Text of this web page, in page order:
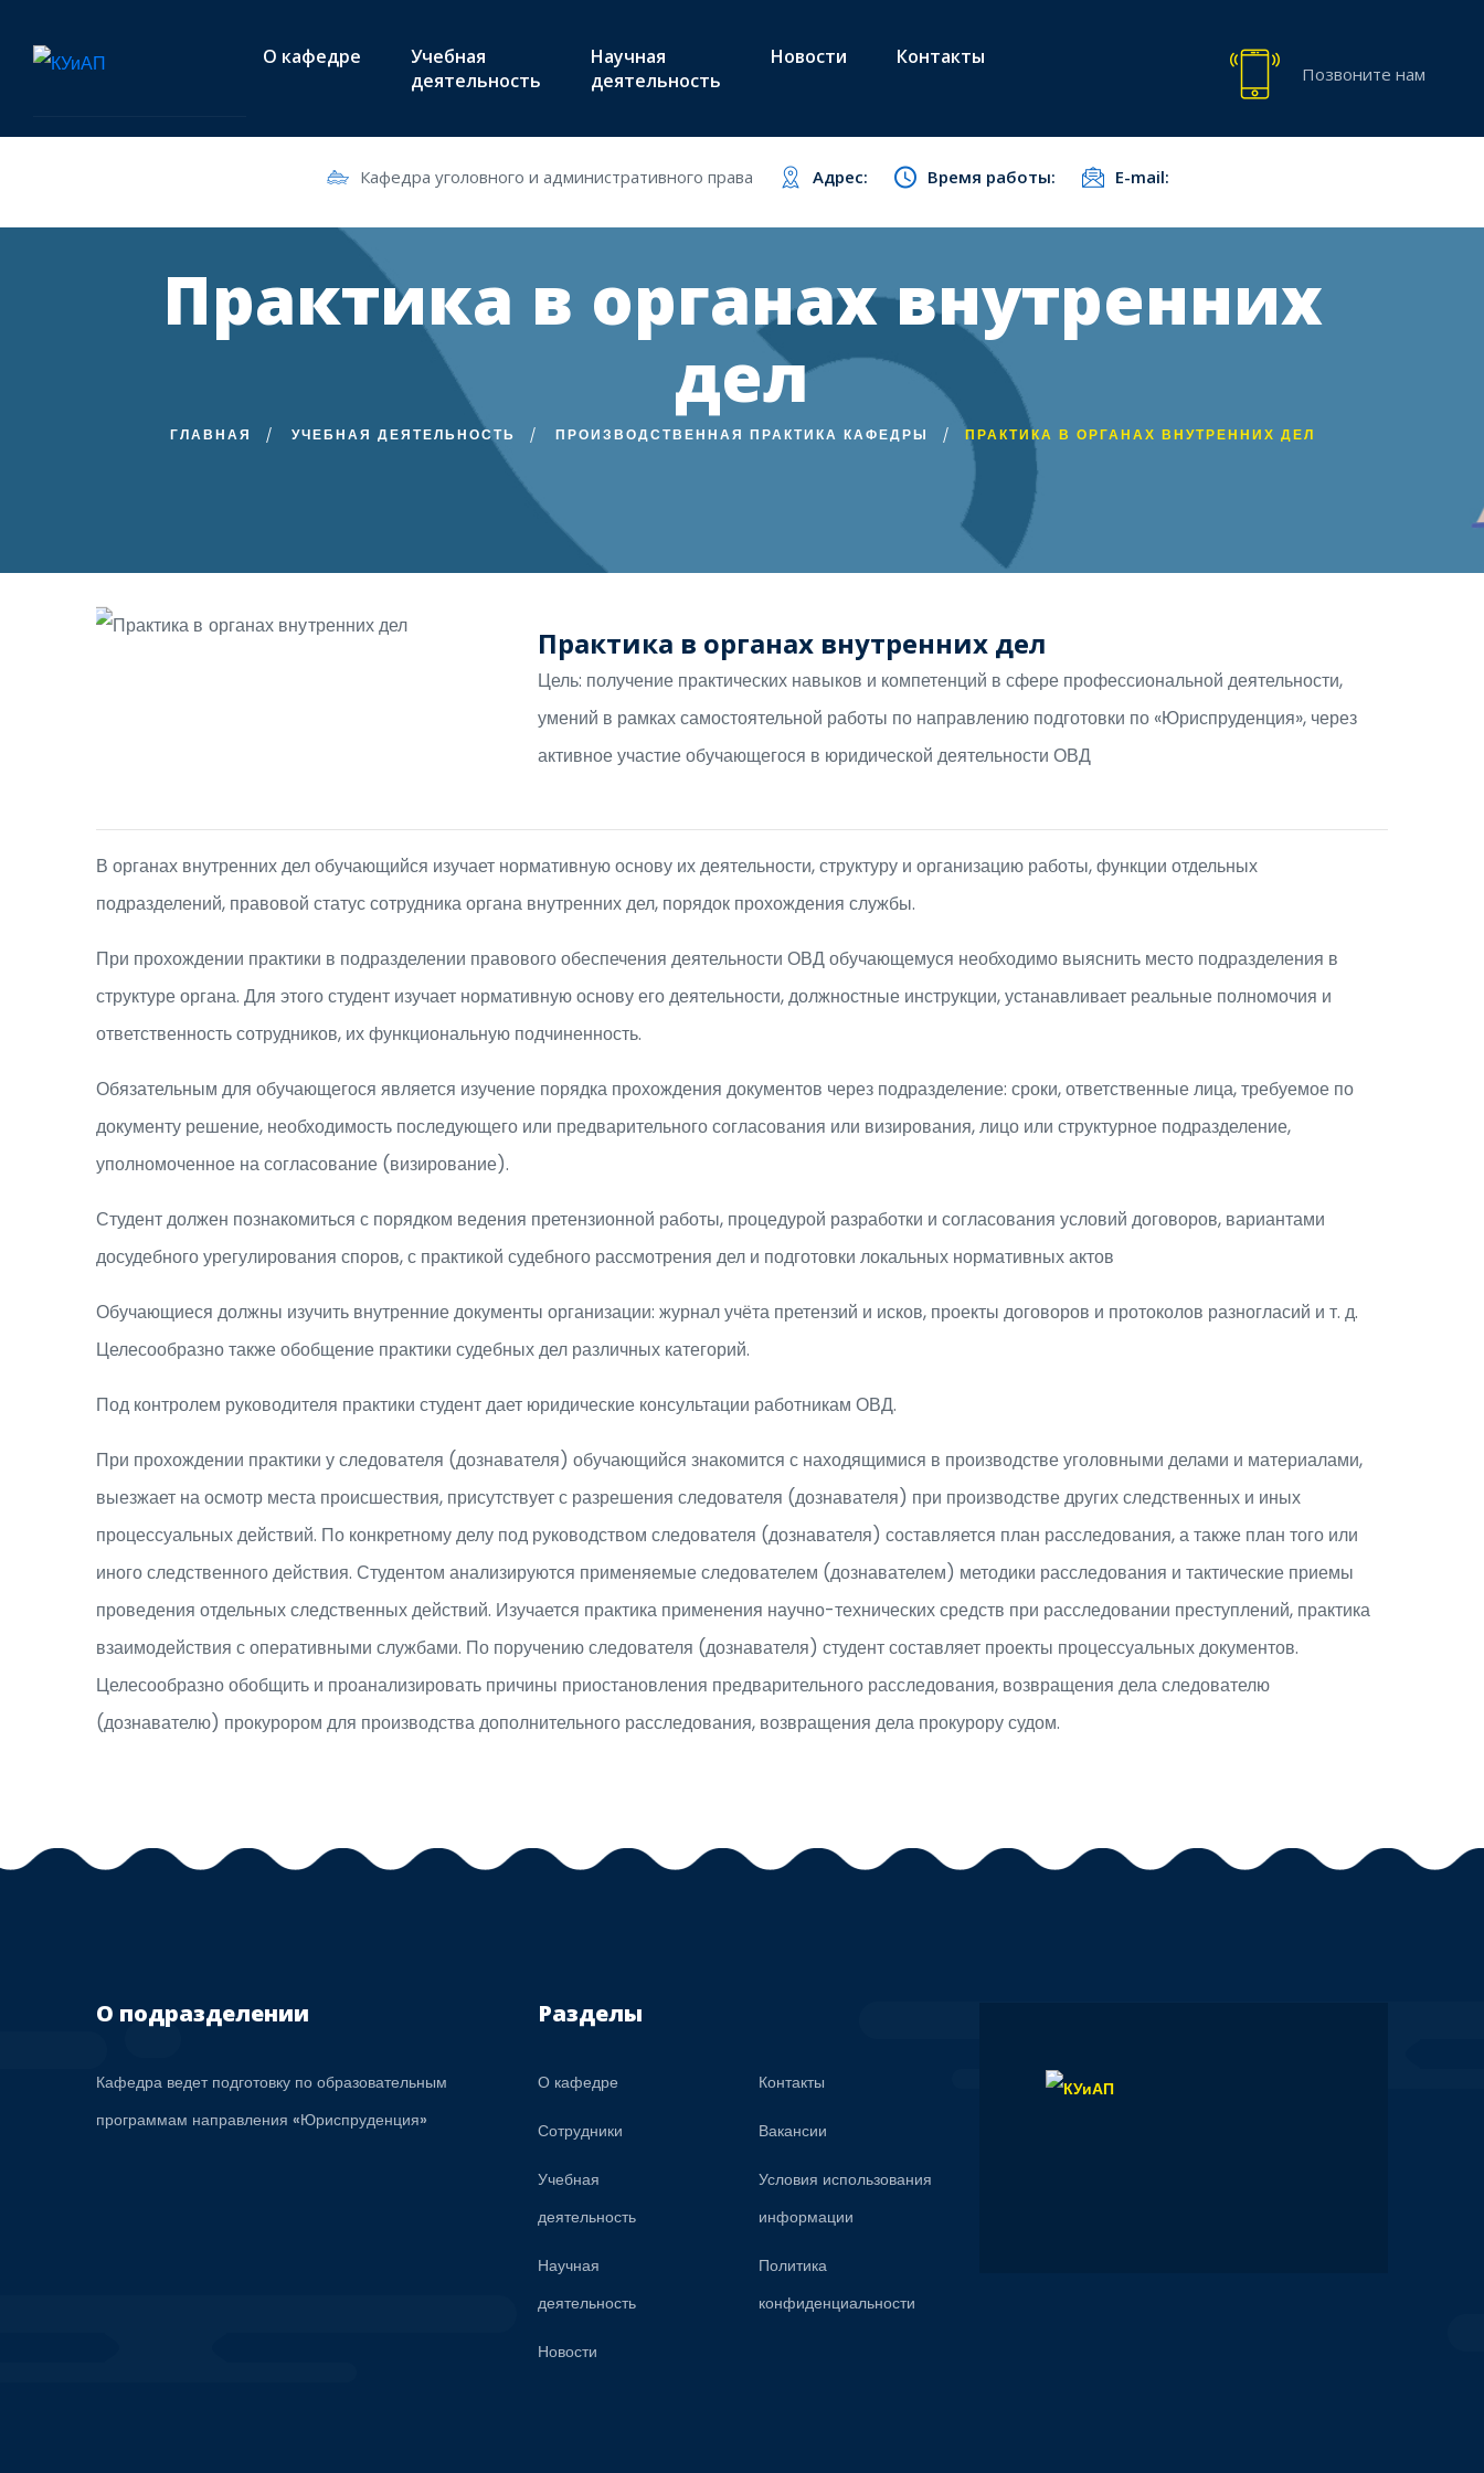
О кафедре
Учебная
деятельность
Научная
деятельность
Новости Контакты
Позвоните нам
Кафедра уголовного и административного права Адрес: Время работы: E-mail:
Практика в органах внутренних
дел
ГЛАВНАЯ УЧЕБНАЯ ДЕЯТЕЛЬНОСТЬ ПРОИЗВОДСТВЕННАЯ ПРАКТИКА КАФЕДРЫ ПРАКТИКА В ОРГАНАХ ВНУТРЕННИХ ДЕЛ
Практика в органах внутренних дел
Цель: получение практических навыков и компетенций в сфере профессиональной деятельности,
умений в рамках самостоятельной работы по направлению подготовки по «Юриспруденция», через
активное участие обучающегося в юридической деятельности ОВД
В органах внутренних дел обучающийся изучает нормативную основу их деятельности, структуру и организацию работы, функции отдельных
подразделений, правовой статус сотрудника органа внутренних дел, порядок прохождения службы.
При прохождении практики в подразделении правового обеспечения деятельности ОВД обучающемуся необходимо выяснить место подразделения в
структуре органа. Для этого студент изучает нормативную основу его деятельности, должностные инструкции, устанавливает реальные полномочия и
ответственность сотрудников, их функциональную подчиненность.
Обязательным для обучающегося является изучение порядка прохождения документов через подразделение: сроки, ответственные лица, требуемое по
документу решение, необходимость последующего или предварительного согласования или визирования, лицо или структурное подразделение,
уполномоченное на согласование (визирование).
Студент должен познакомиться с порядком ведения претензионной работы, процедурой разработки и согласования условий договоров, вариантами
досудебного урегулирования споров, с практикой судебного рассмотрения дел и подготовки локальных нормативных актов
Обучающиеся должны изучить внутренние документы организации: журнал учёта претензий и исков, проекты договоров и протоколов разногласий и т. д.
Целесообразно также обобщение практики судебных дел различных категорий.
Под контролем руководителя практики студент дает юридические консультации работникам ОВД.
При прохождении практики у следователя (дознавателя) обучающийся знакомится с находящимися в производстве уголовными делами и материалами,
выезжает на осмотр места происшествия, присутствует с разрешения следователя (дознавателя) при производстве других следственных и иных
процессуальных действий. По конкретному делу под руководством следователя (дознавателя) составляется план расследования, а также план того или
иного следственного действия. Студентом анализируются применяемые следователем (дознавателем) методики расследования и тактические приемы
проведения отдельных следственных действий. Изучается практика применения научно-технических средств при расследовании преступлений, практика
взаимодействия с оперативными службами. По поручению следователя (дознавателя) студент составляет проекты процессуальных документов.
Целесообразно обобщить и проанализировать причины приостановления предварительного расследования, возвращения дела следователю
(дознавателю) прокурором для производства дополнительного расследования, возвращения дела прокурору судом.
О подразделении
Кафедра ведет подготовку по образовательным
программам направления «Юриспруденция»
Разделы
О кафедре
Сотрудники
Учебная
деятельность
Научная
деятельность
Новости
Контакты
Вакансии
Условия использования
информации
Политика
конфиденциальности